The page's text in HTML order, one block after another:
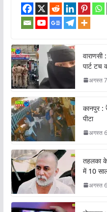
पार्ट टच
अगस्त
कानपुर :
पीटा
अगस्त
तहलका
में 10
अगस्त